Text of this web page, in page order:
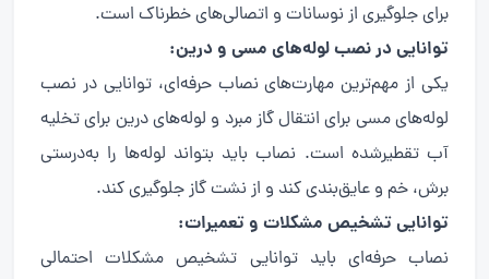
برای جلوگیری از نوسانات و اتصالی‌های خطرناک است.
توانایی در نصب لوله‌های مسی و درین:
یکی از مهم‌ترین مهارت‌های نصاب حرفه‌ای، توانایی در نصب
لوله‌های مسی برای انتقال گاز مبرد و لوله‌های درین برای تخلیه
آب تقطیرشده است. نصاب باید بتواند لوله‌ها را به‌درستی
برش، خم و عایق‌بندی کند و از نشت گاز جلوگیری کند.
توانایی تشخیص مشکلات و تعمیرات:
نصاب حرفه‌ای باید توانایی تشخیص مشکلات احتمالی